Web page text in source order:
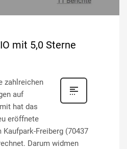
mit 5,0 Sterne
zahlreichen
auf
hat das
eröffnete
Kaufpark-Freiberg (70437
Darum widmen